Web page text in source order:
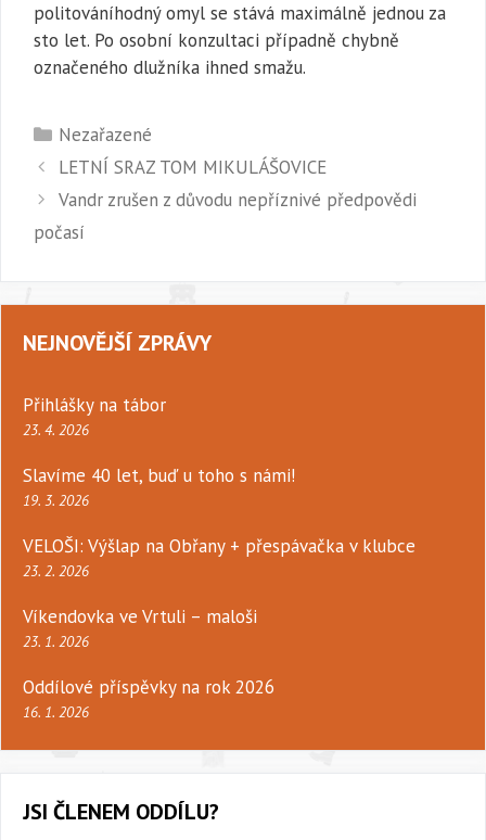
politováníhodný omyl se stává maximálně jednou za
sto let. Po osobní konzultaci případně chybně
označeného dlužníka ihned smažu.
Rubriky
Nezařazené
LETNÍ SRAZ TOM MIKULÁŠOVICE
Vandr zrušen z důvodu nepříznivé předpovědi
počasí
NEJNOVĚJŠÍ ZPRÁVY
Přihlášky na tábor
23. 4. 2026
Slavíme 40 let, buď u toho s námi!
19. 3. 2026
VELOŠI: Výšlap na Obřany + přespávačka v klubce
23. 2. 2026
Víkendovka ve Vrtuli – maloši
23. 1. 2026
Oddílové příspěvky na rok 2026
16. 1. 2026
JSI ČLENEM ODDÍLU?